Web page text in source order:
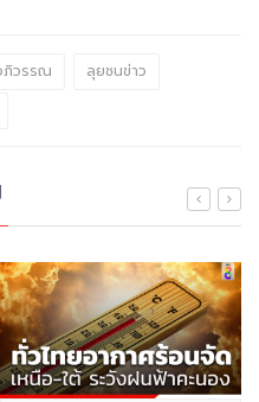
วรรณ
ลุยชนข่าว